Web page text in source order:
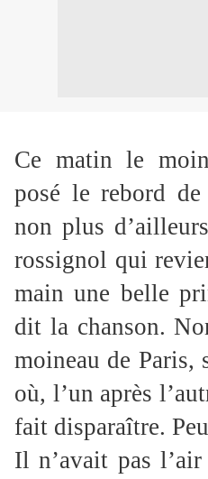
Ce matin le
posé le rebord
non plus
rossignol qui
main une belle
dit la chanson.
moineau de Paris,
où, l’un après
fait disparaître.
Il n’avait pas